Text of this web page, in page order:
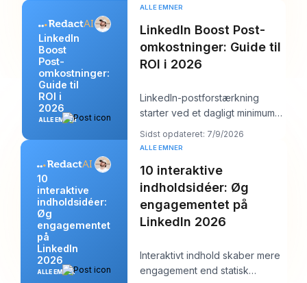
LinkedIn
Boost
Post-
omkostninger:
Guide til
ROI i
2026
ALLE EMNER
ALLE EMNER
LinkedIn Boost Post-
omkostninger: Guide til
ROI i 2026
LinkedIn-postforstærkning
starter ved et dagligt minimum
på $10 , men et realistisk
udgangspunkt er
Sidst opdateret: 7/9/2026
10
interaktive
indholdsidéer:
Øg
engagementet
på
LinkedIn
2026
ALLE EMNER
ALLE EMNER
10 interaktive
indholdsidéer: Øg
engagementet på
LinkedIn 2026
Interaktivt indhold skaber mere
engagement end statisk